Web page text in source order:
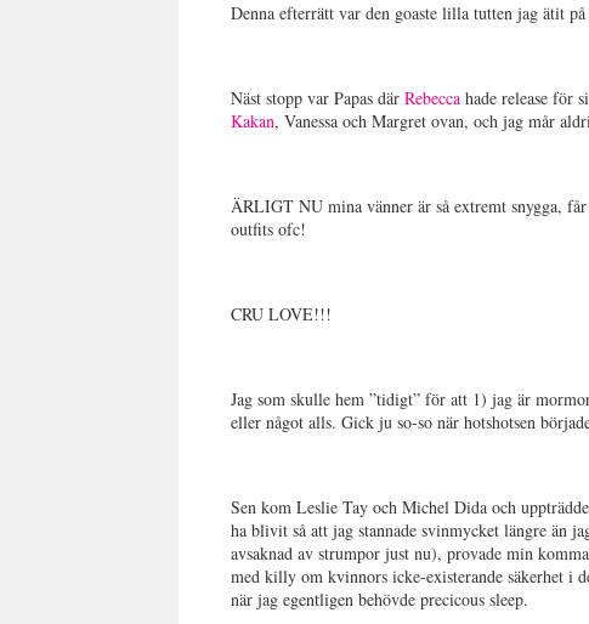
Denna efterrätt var den goaste lilla tutten jag ätit
Näst stopp var Papas därRebecca hade release för
Kakan, Vanessa och Margret ovan, och jag mår
ÄRLIGT NU mina vänner är så extremt snygga,
outfits ofc!
CRU LOVE!!!
Jag som skulle hem ”tidigt” för att 1) jag är
eller något alls. Gick ju so-so när
Sen kom Leslie Tay och Michel Dida och
ha blivit så att jag stannade svinmycket längre än
avsaknad av strumpor just nu), provade min
med killy om kvinnors icke-existerande säkerhet i
när jag egentligen behövde precicous sleep.